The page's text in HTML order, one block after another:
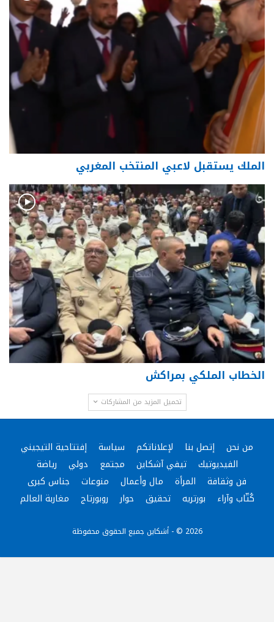
الملك يستقبل لاعبي المنتخب المغربي
الخطاب الملكي بمراكش
تحميل المزيد من المشاركات
من نحن إتصل بنا لإعلاناتكم سياسة
إفتتاحية التيجيني
الفيديوتيك
تيفي آشكاين مجتمع دولي
رياضة
فن وثقافة
المرأة مال وأعمال منوعات
جناس كبرى
كُتّاب وآراء
بورتريه تحقيق حوار روبورتاج مغاربة العالم
2026 © - أشكاين جميع الحقوق محفوظة